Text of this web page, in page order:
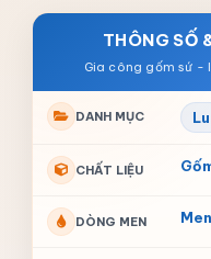
THÔNG SỐ
DANH MỤC
CHẤT LIỆU
DÒNG MEN